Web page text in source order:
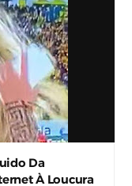
Da
À Loucura